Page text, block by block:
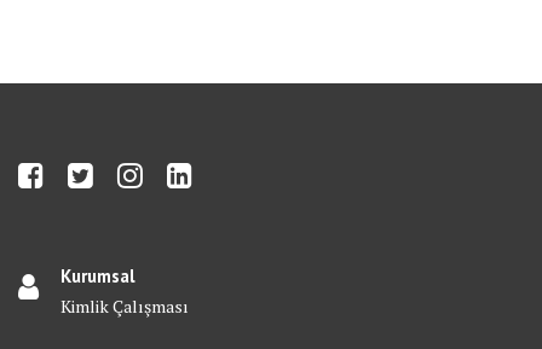
Kurumsal
Kimlik Çalışması